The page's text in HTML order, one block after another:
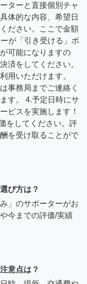
ターと直接個別チャ
体的な内容、希望日
ださい。ここで金額
が「引き受ける」ボ
可能になりますの
済をしてください。
用いただけます。
事務局までご連絡く
す。 4.予定日時にサ
ビスを実施します！
をしてください。評
を受け取ることがで
び方は？
」のサポーターがお
今までの評価/実績
意点は？